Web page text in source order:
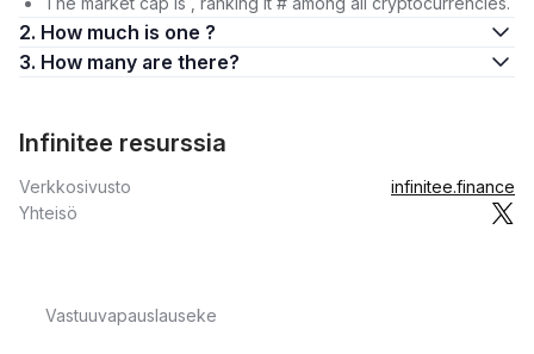
2. How much is one ?
3. How many are there?
Infinitee resurssia
Verkkosivusto
infinitee.finance
Yhteisö
Vastuuvapauslauseke